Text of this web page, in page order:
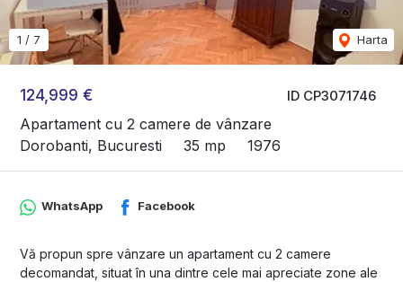
ID CP3071746
124,999 €
Apartament cu 2 camere de vânzare
Dorobanti, Bucuresti
35 mp 1976
1 / 7 Harta
WhatsApp Facebook
Vă propun spre vânzare un apartament cu 2 camere
decomandat, situat în una dintre cele mai apreciate zone ale